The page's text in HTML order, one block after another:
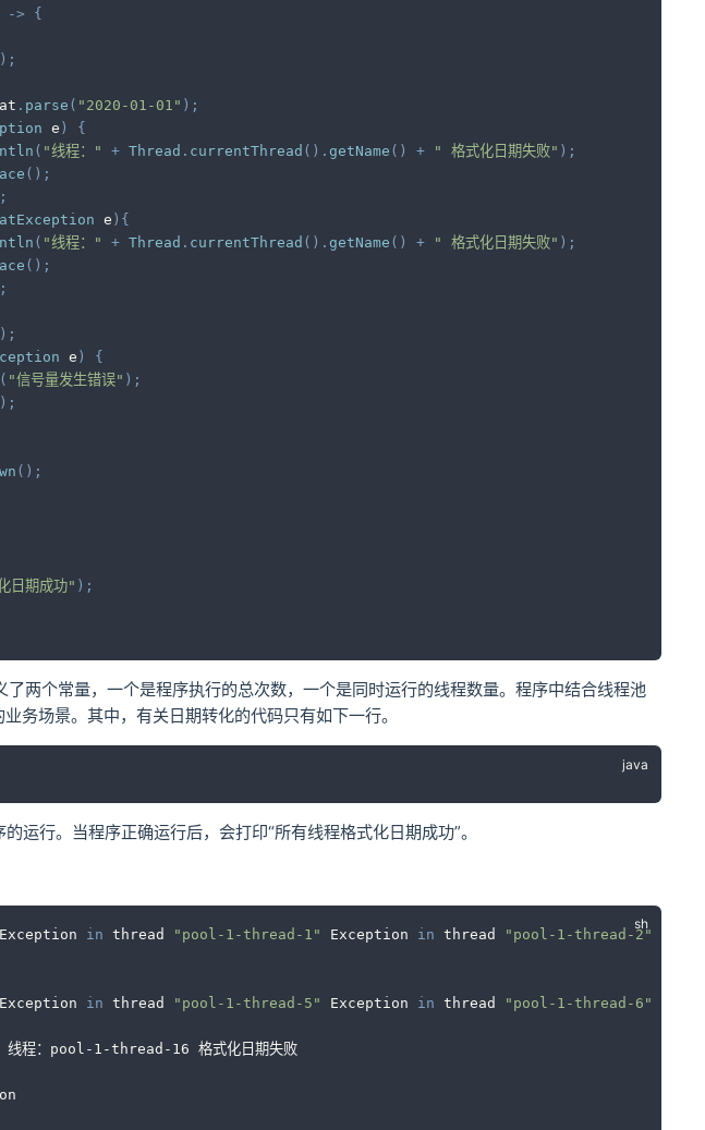
->
{
) ;
. parse ( "2020-01-01" ) ;
e )
{
( "线程：" + Thread . currentThread ( ) . getName ( ) + " 格式化日期失败" ) ;
( ) ;
;
e ) {
( "线程：" + Thread . currentThread ( ) . getName ( ) + " 格式化日期失败" ) ;
( ) ;
;
) ;
e )
{
( "信号量发生错误" ) ;
) ;
( ) ;
日期成功" ) ;
两个常量，一个是程序执行的总次数，一个是同时运行的线程数量。程序中结合线程池
场景。其中，有关日期转化的代码只有如下一行。
运行。当程序正确运行后，会打印“所有线程格式化日期成功”。
in thread "pool-1-thread-1" Exception in thread "pool-1-thread-2"
in thread "pool-1-thread-5" Exception in thread "pool-1-thread-6"
线程：pool-1-thread-16 格式化日期失败